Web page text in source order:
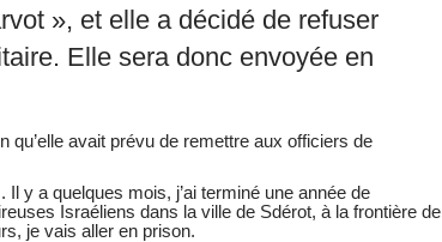
», et elle a décidé de refuser
Elle sera donc envoyée en
qu’elle avait prévu de remettre aux officiers de
Il y a quelques mois, j’ai terminé une année de
Israéliens dans la ville de Sdérot, à la frontière de
je vais aller en prison.